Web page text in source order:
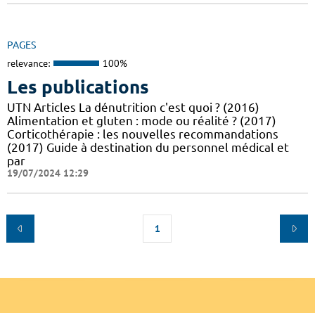
PAGES
relevance: 100%
Les publications
UTN Articles La dénutrition c'est quoi ? (2016)
Alimentation et gluten : mode ou réalité ? (2017)
Corticothérapie : les nouvelles recommandations
(2017) Guide à destination du personnel médical et
par
19/07/2024 12:29
1